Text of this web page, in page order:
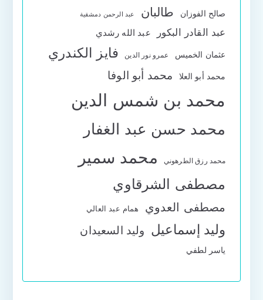
صالح الفوزان طالبان عبد الرحمن دمشقية
عبد القادر البكور عبد الله رشدي
عثمان الخميس عمرو نور الدين فايز الكندري
محمد أبو العلا محمد أبو الوفا
محمد بن شمس الدين
محمد حسن عبد الغفار
محمد رزق الطرهوني محمد سمير
مصطفى الشرقاوي
مصطفى العدوي همام عبد العالي
وليد إسماعيل وليد السعيدان
ياسر لطفي